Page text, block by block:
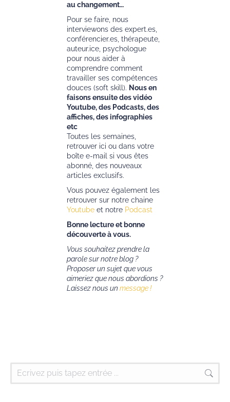
au changement…
Pour se faire, nous
interviewons des expert.es,
conférencier.es, thérapeute,
auteur.ice, psychologue
pour nous aider à
comprendre comment
travailler ses compétences
douces (soft skill). Nous en
faisons ensuite des vidéo
Youtube, des Podcasts, des
affiches, des infographies
etc
Toutes les semaines,
retrouver ici ou dans votre
boîte e-mail si vous êtes
abonné, des nouveaux
articles exclusifs.
Vous pouvez également les
retrouver sur notre chaine
Youtube et notre Podcast
Bonne lecture et bonne
découverte à vous.
Vous souhaitez prendre la
parole sur notre blog ?
Proposer un sujet que vous
aimeriez que nous abordions ?
Laissez nous un message !